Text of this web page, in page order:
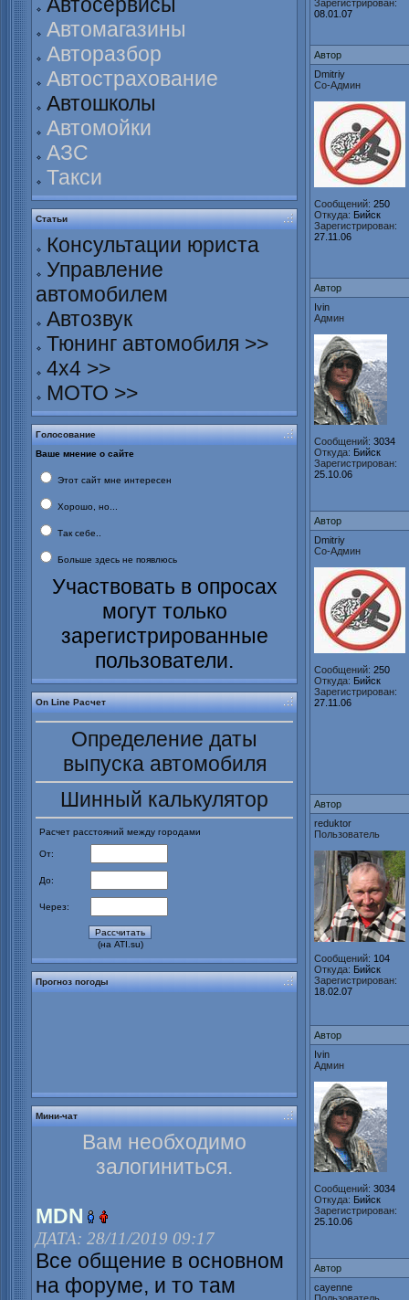
Автосервисы
Автомагазины
Авторазбор
Автострахование
Автошколы
Автомойки
АЗС
Такси
Статьи
Консультации юриста
Управление
автомобилем
Автозвук
Тюнинг автомобиля >>
4х4 >>
МОТО >>
Голосование
Ваше мнение о сайте
Этот сайт мне интересен
Хорошо, но...
Так себе..
Больше здесь не появлюсь
Участвовать в опросах
могут только
зарегистрированные
пользователи.
On Line Расчет
Определение даты
выпуска автомобиля
Шинный калькулятор
Расчет расстояний между городами
От:
До:
Через:
(на ATI.su)
Прогноз погоды
Мини-чат
Вам необходимо
залогиниться.
MDN
ДАТА: 28/11/2019 09:17
Все общение в основном
на форуме, и то там
Зарегистрирован:
08.01.07
Автор
Dmitriy
Со-Админ
Сообщений: 250
Откуда: Бийск
Зарегистрирован:
27.11.06
Автор
Ivin
Админ
Сообщений: 3034
Откуда: Бийск
Зарегистрирован:
25.10.06
Автор
Dmitriy
Со-Админ
Сообщений: 250
Откуда: Бийск
Зарегистрирован:
27.11.06
Автор
reduktor
Пользователь
Сообщений: 104
Откуда: Бийск
Зарегистрирован:
18.02.07
Автор
Ivin
Админ
Сообщений: 3034
Откуда: Бийск
Зарегистрирован:
25.10.06
Автор
cayenne